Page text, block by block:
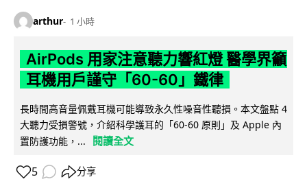
arthur 1 小時
AirPods 用家注意聽力響紅燈 醫學界籲
耳機用戶謹守「60-60」鐵律
長時間高音量佩戴耳機可能導致永久性噪音性聽損。本文盤點 4
大聽力受損警號，介紹科學護耳的「60-60 原則」及 Apple 內
置防護功能，...
閱讀全文
5 分享